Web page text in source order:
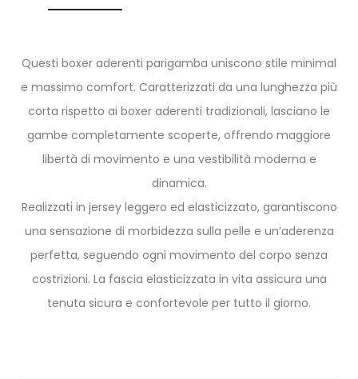
Questi boxer aderenti parigamba uniscono stile minimal
e massimo comfort. Caratterizzati da una lunghezza più
corta rispetto ai boxer aderenti tradizionali, lasciano le
gambe completamente scoperte, offrendo maggiore
libertà di movimento e una vestibilità moderna e
dinamica.
Realizzati in jersey leggero ed elasticizzato, garantiscono
una sensazione di morbidezza sulla pelle e un’aderenza
perfetta, seguendo ogni movimento del corpo senza
costrizioni. La fascia elasticizzata in vita assicura una
tenuta sicura e confortevole per tutto il giorno.